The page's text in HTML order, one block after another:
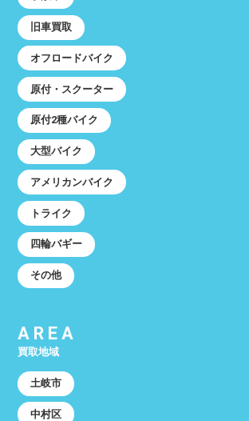
旧車買取
オフロードバイク
原付・スクーター
原付2種バイク
大型バイク
アメリカンバイク
トライク
四輪バギー
その他
AREA
買取地域
土岐市
中村区